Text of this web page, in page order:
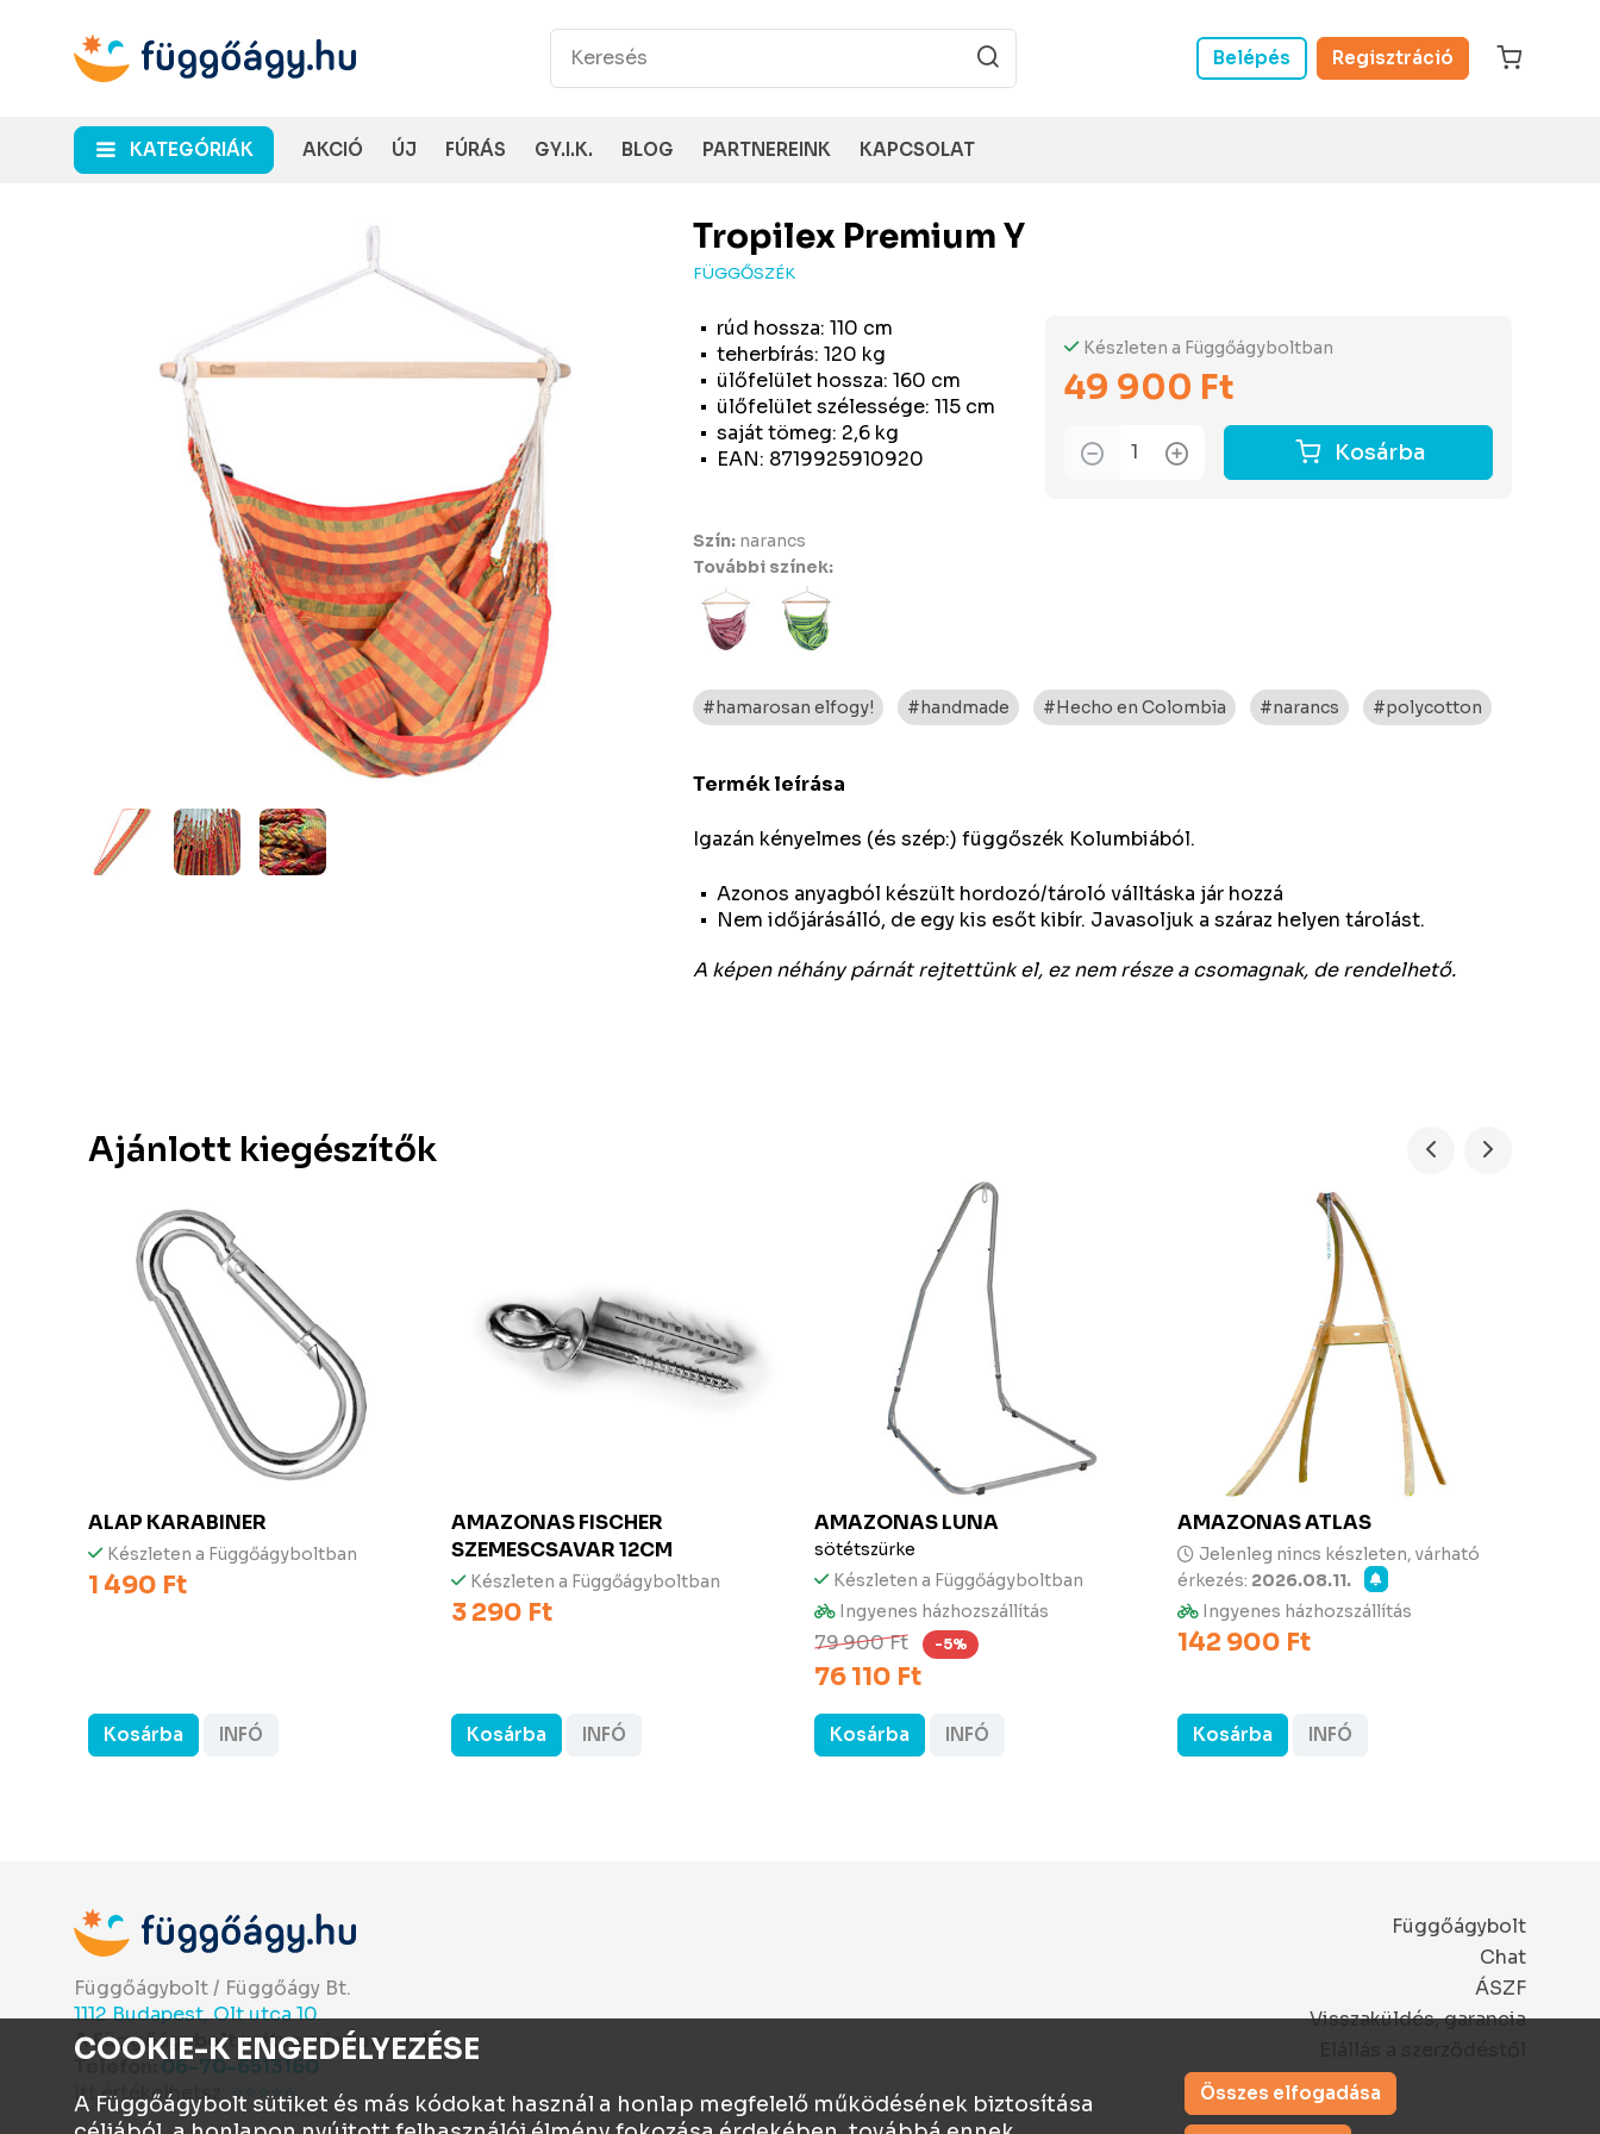
Belépés Regisztráció
KATEGÓRIÁK AKCIÓ ÚJ FÚRÁS GY.I.K. BLOG PARTNEREINK KAPCSOLAT
Tropilex Premium Y
FÜGGŐSZÉK
rúd hossza: 110 cm
teherbírás: 120 kg
ülőfelület hossza: 160 cm
ülőfelület szélessége: 115 cm
saját tömeg: 2,6 kg
EAN: 8719925910920
Készleten a Függőágyboltban
49 900 Ft
Kosárba
Szín: narancs
További színek:
#hamarosan elfogy! #handmade #Hecho en Colombia #narancs #polycotton
Termék leírása
Igazán kényelmes (és szép:) függőszék Kolumbiából.
Azonos anyagból készült hordozó/tároló válltáska jár hozzá
Nem időjárásálló, de egy kis esőt kibír. Javasoljuk a száraz helyen tárolást.
A képen néhány párnát rejtettünk el, ez nem része a csomagnak, de rendelhető.
Ajánlott kiegészítők
ALAP KARABINER
Készleten a Függőágyboltban
1 490 Ft
Kosárba INFÓ
AMAZONAS FISCHER
SZEMESCSAVAR 12CM
Készleten a Függőágyboltban
3 290 Ft
Kosárba INFÓ
AMAZONASLUNA
sötétszürke
Készleten a Függőágyboltban
Ingyenes házhozszállítás
79 900 Ft -5%
76 110 Ft
Kosárba INFÓ
AMAZONASATLAS
Jelenleg nincs készleten, várható
érkezés: 2026.08.11.
Ingyenes házhozszállítás
142 900 Ft
Kosárba INFÓ
Függőágybolt / Függőágy Bt.
1112 Budapest, Olt utca 10.
A Függőágybolt nyitva minden nap!
Telefon: 06-70-6513160
Itt értékelhetsz: ⭐⭐⭐⭐⭐
Függőágybolt
Chat
ÁSZF
Visszaküldés, garancia
COOKIE-K ENGEDÉLYEZÉSE
A Függőágybolt sütiket és más kódokat használ a honlap megfelelő működésének biztosítása
Összes elfogadása